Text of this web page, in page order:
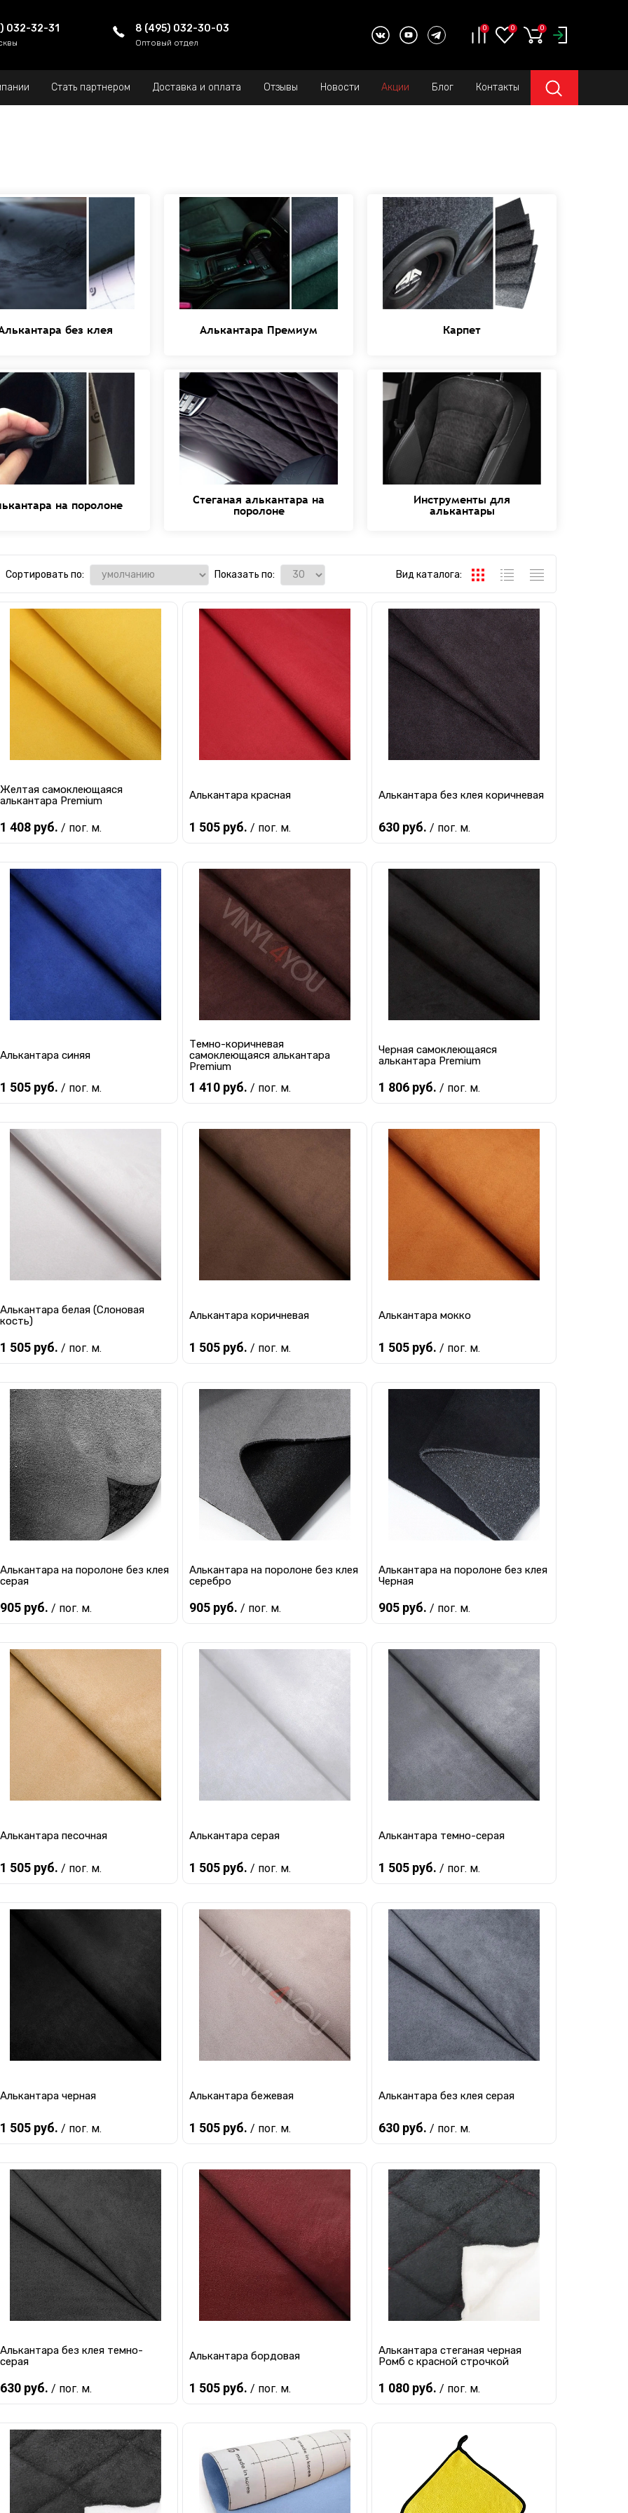
032-32-31 8 (495) 032-30-03
Оптовый отдел
0 0 0
Стать партнером Доставка и оплата Отзывы Новости Акции Блог Контакты
без клея Алькантара Премиум Карпет
на поролоне
Стеганая алькантара на
поролоне
Инструменты для
алькантары
Сортировать по: Показать по: Вид каталога:
Желтая самоклеющаяся
алькантара Premium
1 408 руб. / пог. м.
В корзину
Купить в 1 клик К сравнению
В избранное
Алькантара красная
1 505 руб. / пог. м.
В корзину
Купить в 1 клик
В избранное
Алькантара без клея коричневая
630 руб. / пог. м.
В корзину
Купить в 1 клик
Алькантара синяя
1 505 руб. / пог. м.
В корзину
Купить в 1 клик
В избранное
Темно-коричневая
самоклеющаяся алькантара
Premium
1 410 руб. / пог. м.
В корзину
Купить в 1 клик
В избранное
Черная самоклеющаяся
алькантара Premium
1 806 руб. / пог. м.
В корзину
Купить в 1 клик
В избранное
Алькантара белая (Слоновая
кость)
1 505 руб. / пог. м.
В корзину
Купить в 1 клик К сравнению
В избранное В наличии
Алькантара коричневая
1 505 руб. / пог. м.
В корзину
Купить в 1 клик К сравнению
В избранное В наличии
Алькантара мокко
1 505 руб. / пог. м.
В корзину
В избранное
Алькантара на поролоне без клея
серая
905 руб. / пог. м.
В корзину
Купить в 1 клик
В избранное В наличии
Алькантара на поролоне без клея
серебро
905 руб. / пог. м.
В корзину
Купить в 1 клик
В избранное
Алькантара на поролоне без клея
Черная
905 руб. / пог. м.
В корзину
Купить в 1 клик К сравнению
В избранное В наличии
Алькантара песочная
1 505 руб. / пог. м.
В корзину
К сравнению
Алькантара серая
1 505 руб. / пог. м.
В корзину
Купить в 1 клик
В избранное В наличии
Алькантара темно-серая
1 505 руб. / пог. м.
В корзину
Купить в 1 клик К сравнению
В избранное В наличии
Алькантара черная
1 505 руб. / пог. м.
В корзину
Купить в 1 клик К сравнению
В избранное В наличии
Алькантара бежевая
1 505 руб. / пог. м.
В корзину
Купить в 1 клик К сравнению
В избранное В наличии
Алькантара без клея серая
630 руб. / пог. м.
В корзину
Купить в 1 клик К сравнению
В избранное В наличии
Алькантара без клея темно-
серая
630 руб. / пог. м.
В корзину
Купить в 1 клик К сравнению
В избранное В наличии
Алькантара бордовая
1 505 руб. / пог. м.
Купить в 1 клик К сравнению
В избранное В наличии
Алькантара стеганая черная
Ромб с красной строчкой
1 080 руб. / пог. м.
Купить в 1 клик
В избранное В наличии